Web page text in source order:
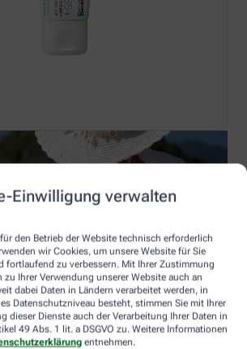
Einwilligung verwalten
den Betrieb der Website technisch erforderlich
wir Cookies, um unsere Website für Sie
fortlaufend zu verbessern. Mit Ihrer Zustimmung
Ihrer Verwendung unserer Website auch an
dabei Daten in Ländern verarbeitet werden, in
Datenschutzniveau besteht, stimmen Sie mit Ihrer
dieser Dienste auch der Verarbeitung Ihrer Daten in
49 Abs. 1 lit. a DSGVO zu. Weitere Informationen
entnehmen.